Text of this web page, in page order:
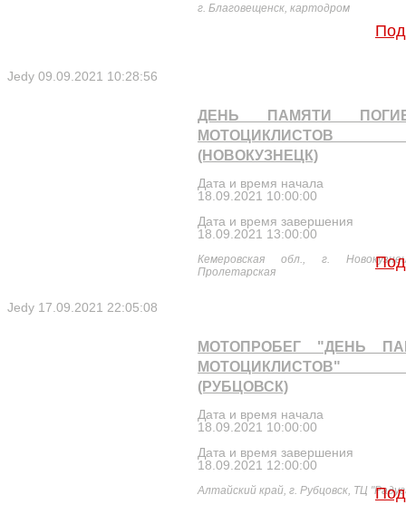
г. Благовещенск, картодром
Jedy 09.09.2021 10:28:56
ДЕНЬ ПАМЯТИ
МОТОЦИКЛИСТОВ
(НОВОКУЗНЕЦК)
Дата и время начала
18.09.2021 10:00:00
Дата и время завершения
18.09.2021 13:00:00
Кемеровская обл., г.
Пролетарская
Jedy 17.09.2021 22:05:08
МОТОПРОБЕГ "ДЕНЬ
МОТОЦИКЛИСТОВ"
(РУБЦОВСК)
Дата и время начала
18.09.2021 10:00:00
Дата и время завершения
18.09.2021 12:00:00
Алтайский край, г. Рубцовск, ТЦ